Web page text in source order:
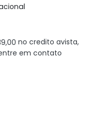
no credito avista,
em contato